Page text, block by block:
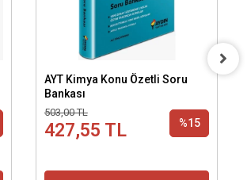
AYT Kimya Konu Özetli Soru
Bankası
503,00 TL
427,55 TL %15